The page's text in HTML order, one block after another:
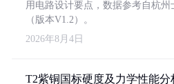
用电路设计要点，数据参考自杭
（版本V1.2）。
2026年8月4日
T2紫铜国标硬度及力学性能分